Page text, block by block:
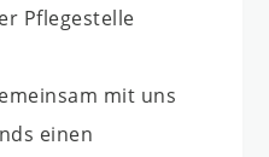
Pflegestelle
mit uns
einen